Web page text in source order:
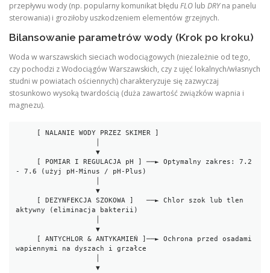
przepływu wody (np. popularny komunikat błędu FLO lub DRYna panelu
sterowania) i groziłoby uszkodzeniem elementów grzejnych.
Bilansowanie parametrów wody (Krok po kroku)
Woda w warszawskich sieciach wodociągowych (niezależnie od tego,
czy pochodzi z Wodociągów Warszawskich, czy z ujęć lokalnych/własnych
studni w powiatach ościennych) charakteryzuje się zazwyczaj
stosunkowo wysoką twardością (duża zawartość związków wapnia i
magnezu).
                   ▼
- 7.6 (użyj pH-Minus / pH-Plus)
                   ▼
aktywny (eliminacja bakterii)
                   ▼
wapiennymi na dyszach i grzałce
                   ▼